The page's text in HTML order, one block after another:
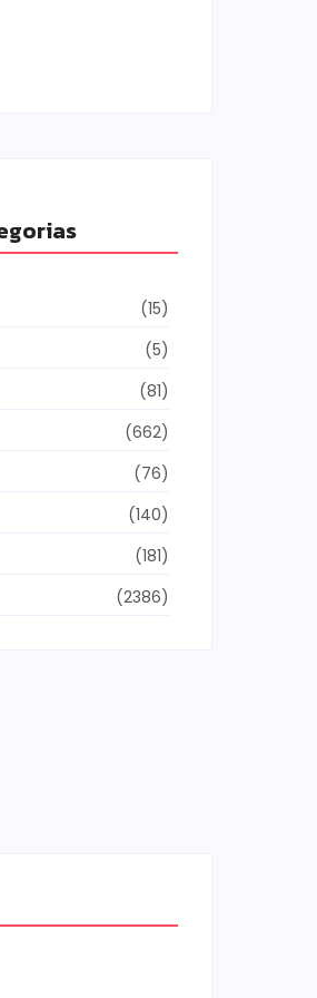
(15)
(5)
(81)
(662)
(76)
(140)
(181)
(2386)